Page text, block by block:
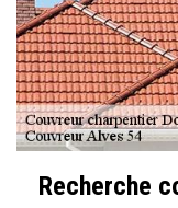
Recherche